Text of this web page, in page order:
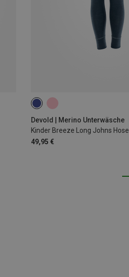
Devold | Merino Unterwäsche
Kinder Breeze Long Johns Hose
49,95 €
92 104